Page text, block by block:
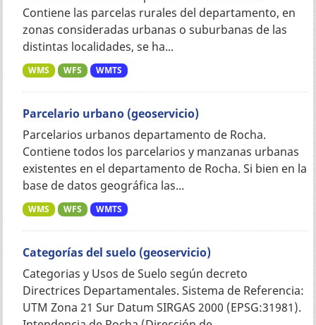
Contiene las parcelas rurales del departamento, en
zonas consideradas urbanas o suburbanas de las
distintas localidades, se ha...
WMS WFS WMTS
Parcelario urbano (geoservicio)
Parcelarios urbanos departamento de Rocha.
Contiene todos los parcelarios y manzanas urbanas
existentes en el departamento de Rocha. Si bien en la
base de datos geográfica las...
WMS WFS WMTS
Categorías del suelo (geoservicio)
Categorias y Usos de Suelo según decreto
Directrices Departamentales. Sistema de Referencia:
UTM Zona 21 Sur Datum SIRGAS 2000 (EPSG:31981).